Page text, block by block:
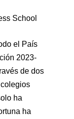
School
el País
2023-
de dos
ha
ha